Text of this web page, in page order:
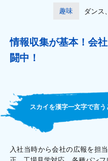
趣味 ダンス
情報収集が基本！ 会
闘中！
スカイを漢字一文字で言う
入社当時から会社の広報を担